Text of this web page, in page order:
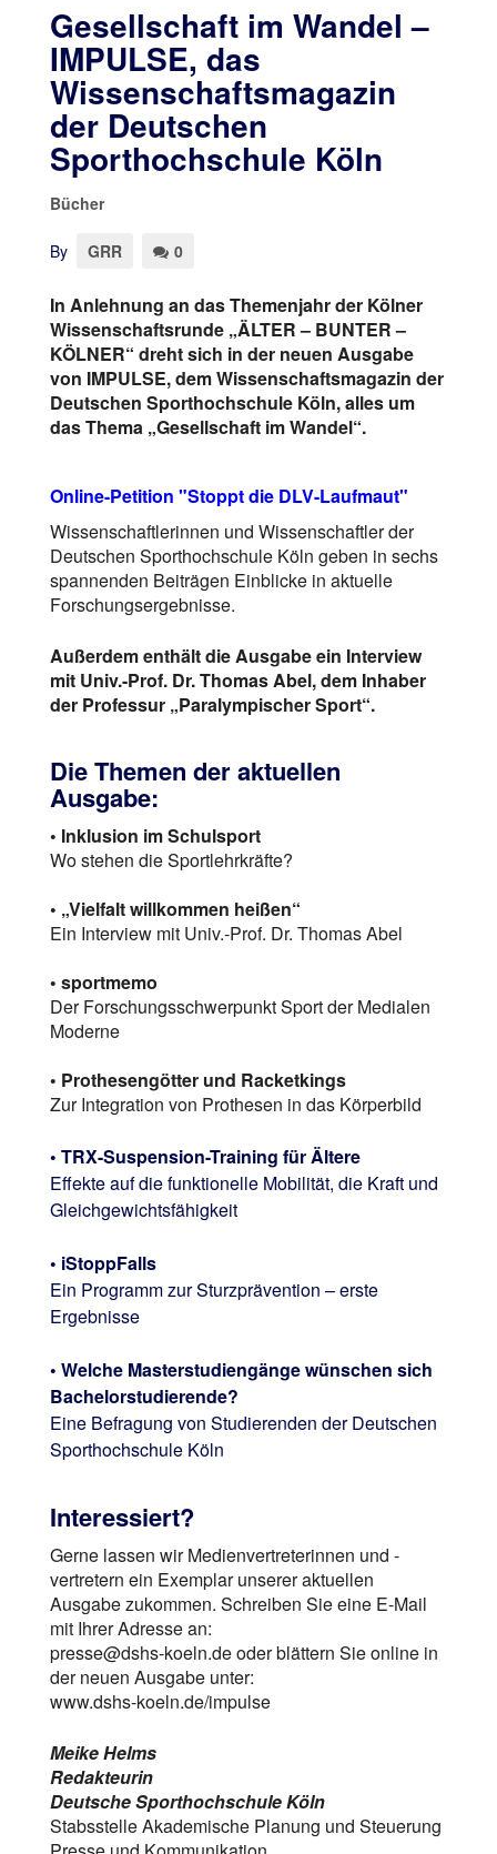
Gesellschaft im Wandel –
IMPULSE, das
Wissenschaftsmagazin
der Deutschen
Sporthochschule Köln
Bücher
By GRR 0
In Anlehnung an das Themenjahr der Kölner
Wissenschaftsrunde „ÄLTER – BUNTER –
KÖLNER“ dreht sich in der neuen Ausgabe
von IMPULSE, dem Wissenschaftsmagazin der
Deutschen Sporthochschule Köln, alles um
das Thema „Gesellschaft im Wandel“.
Online-Petition "Stoppt die DLV-Laufmaut"
Wissenschaftlerinnen und Wissenschaftler der
Deutschen Sporthochschule Köln geben in sechs
spannenden Beiträgen Einblicke in aktuelle
Forschungsergebnisse.
Außerdem enthält die Ausgabe ein Interview
mit Univ.-Prof. Dr. Thomas Abel, dem Inhaber
der Professur „Paralympischer Sport“.
Die Themen der aktuellen
Ausgabe:
• Inklusion im Schulsport
Wo stehen die Sportlehrkräfte?
• „Vielfalt willkommen heißen“
Ein Interview mit Univ.-Prof. Dr. Thomas Abel
• sportmemo
Der Forschungsschwerpunkt Sport der Medialen
Moderne
• Prothesengötter und Racketkings
Zur Integration von Prothesen in das Körperbild
• TRX-Suspension-Training für Ältere
Effekte auf die funktionelle Mobilität, die Kraft und
Gleichgewichtsfähigkeit
• iStoppFalls
Ein Programm zur Sturzprävention – erste
Ergebnisse
• Welche Masterstudiengänge wünschen sich
Bachelorstudierende?
Eine Befragung von Studierenden der Deutschen
Sporthochschule Köln
Interessiert?
Gerne lassen wir Medienvertreterinnen und -
vertretern ein Exemplar unserer aktuellen
Ausgabe zukommen. Schreiben Sie eine E-Mail
mit Ihrer Adresse an:
presse@dshs-koeln.de oder blättern Sie online in
der neuen Ausgabe unter:
www.dshs-koeln.de/impulse
Meike Helms
Redakteurin
Deutsche Sporthochschule Köln
Stabsstelle Akademische Planung und Steuerung